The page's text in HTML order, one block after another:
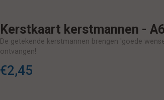
Kerstkaart kerstmannen -
De getekende kerstmannen brengen 'goede
ontvangen!
€2,45